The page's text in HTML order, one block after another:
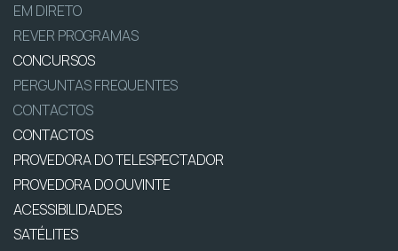
EM DIRETO
REVER PROGRAMAS
CONCURSOS
PERGUNTAS FREQUENTES
CONTACTOS
CONTACTOS
PROVEDORA DO TELESPECTADOR
PROVEDORA DO OUVINTE
ACESSIBILIDADES
SATÉLITES